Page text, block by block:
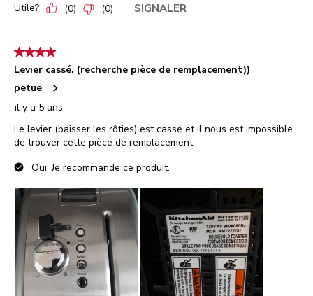
Utile? (0) (0) SIGNALER
4 étoile(s) sur 5.
Levier cassé. (recherche pièce de remplacement))
petue
il y a 5 ans
Le levier (baisser les rôties) est cassé et il nous est impossible
de trouver cette pièce de remplacement
Oui, Je recommande ce produit.